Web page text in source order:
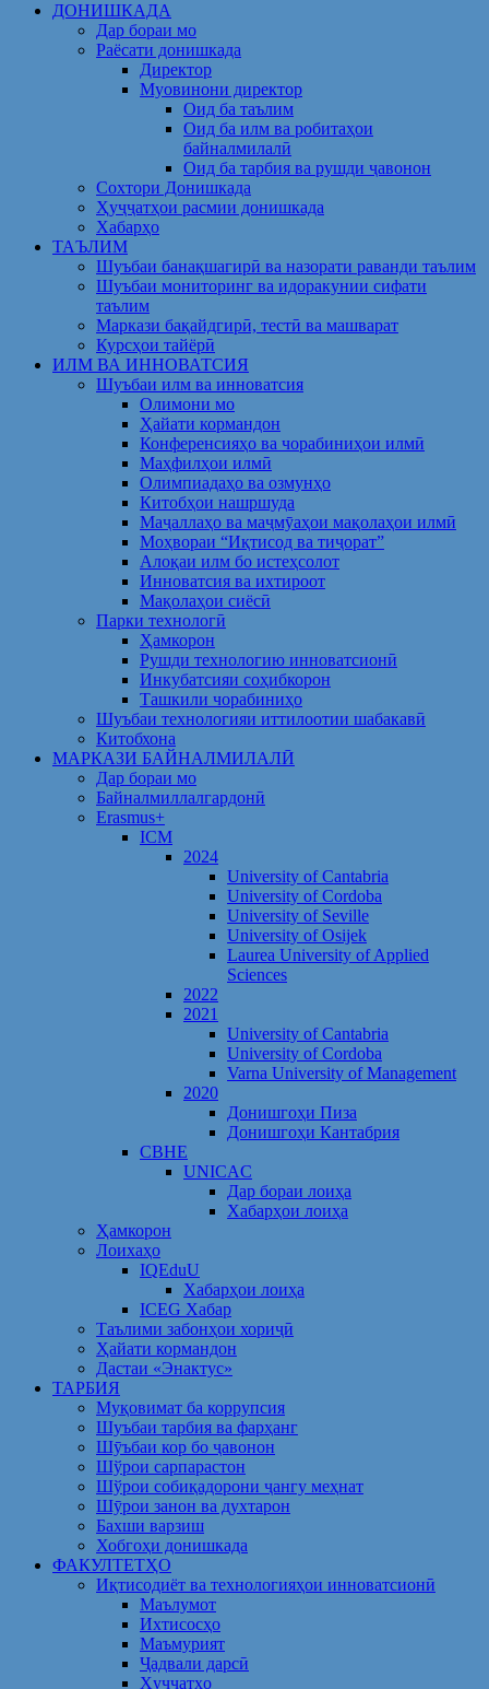
ДОНИШКАДА
Дар бораи мо
Раёсати донишкада
Директор
Муовинони директор
Оид ба таълим
Оид ба илм ва робитаҳои
байналмилалӣ
Оид ба тарбия ва рушди ҷавонон
Сохтори Донишкада
Ҳуҷҷатҳои расмии донишкада
Хабарҳо
ТАЪЛИМ
Шуъбаи банақшагирӣ ва назорати раванди таълим
Шуъбаи мониторинг ва идоракунии сифати
таълим
Маркази бақайдгирӣ, тестӣ ва машварат
Курсҳои тайёрӣ
ИЛМ ВА ИННОВАТСИЯ
Шуъбаи илм ва инноватсия
Олимони мо
Ҳайати кормандон
Конференсияҳо ва чорабиниҳои илмӣ
Маҳфилҳои илмӣ
Олимпиадаҳо ва озмунҳо
Китобҳои нашршуда
Маҷаллаҳо ва маҷмӯаҳои мақолаҳои илмӣ
Моҳвораи “Иқтисод ва тиҷорат”
Алоқаи илм бо истеҳсолот
Инноватсия ва ихтироот
Мақолаҳои сиёсӣ
Парки технологӣ
Ҳамкорон
Рушди технологию инноватсионӣ
Инкубатсияи соҳибкорон
Ташкили чорабиниҳо
Шуъбаи технологияи иттилоотии шабакавӣ
Китобхона
МАРКАЗИ БАЙНАЛМИЛАЛӢ
Дар бораи мо
Байналмиллалгардонӣ
Erasmus+
ICM
2024
University of Cantabria
University of Cordoba
University of Seville
University of Osijek
Laurea University of Applied
Sciences
2022
2021
University of Cantabria
University of Cordoba
Varna University of Management
2020
Донишгоҳи Пиза
Донишгоҳи Кантабрия
CBHE
UNICAC
Дар бораи лоиҳа
Хабарҳои лоиҳа
Ҳамкорон
Лоихаҳо
IQEduU
Хабарҳои лоиҳа
ICEG Хабар
Таълими забонҳои хориҷӣ
Ҳайати кормандон
Дастаи «Энактус»
ТАРБИЯ
Муқовимат ба коррупсия
Шуъбаи тарбия ва фарҳанг
Шӯъбаи кор бо ҷавонон
Шўрои сарпарастон
Шўрои собиқадорони ҷангу меҳнат
Шӯрои занон ва духтарон
Бахши варзиш
Хобгоҳи донишкада
ФАКУЛТЕТҲО
Иқтисодиёт ва технологияҳои инноватсионӣ
Маълумот
Ихтисосҳо
Маъмурият
Ҷадвали дарсӣ
Ҳуҷҷатҳо